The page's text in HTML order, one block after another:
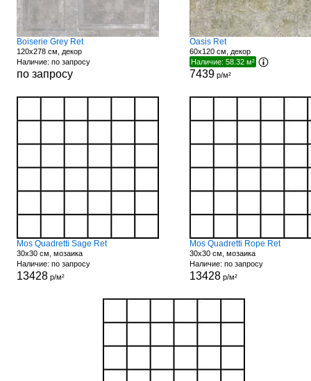
Boiserie Grey Ret
120x278 см, декор
Наличие: по запросу
по запросу
Oasis Ret
60x120 см, декор
Наличие: 58.32 м²
7439р/м²
Mos Quadretti Sage Ret
30x30 см, мозаика
Наличие: по запросу
13428р/м²
Mos Quadretti Rope Ret
30x30 см, мозаика
Наличие: по запросу
13428р/м²